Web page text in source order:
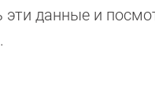
эти данные и